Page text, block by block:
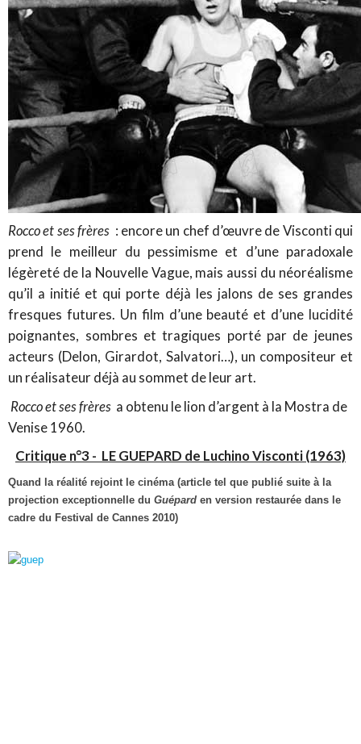
Rocco et ses frères : encore un chef d’œuvre de Visconti qui
prend le meilleur du pessimisme et d’une paradoxale
légèreté de la Nouvelle Vague, mais aussi du néoréalisme
qu’il a initié et qui porte déjà les jalons de ses grandes
fresques futures. Un film d’une beauté et d’une lucidité
poignantes, sombres et tragiques porté par de jeunes
acteurs (Delon, Girardot, Salvatori…), un compositeur et
un réalisateur déjà au sommet de leur art.
Rocco et ses frères a obtenu le lion d’argent à la Mostra de
Venise 1960.
Critique n°3 - LE GUEPARD de Luchino Visconti (1963)
Quand la réalité rejoint le cinéma (article tel que publié suite à la
projection exceptionnelle duGuépard en version restaurée dans le
cadre du Festival de Cannes 2010)